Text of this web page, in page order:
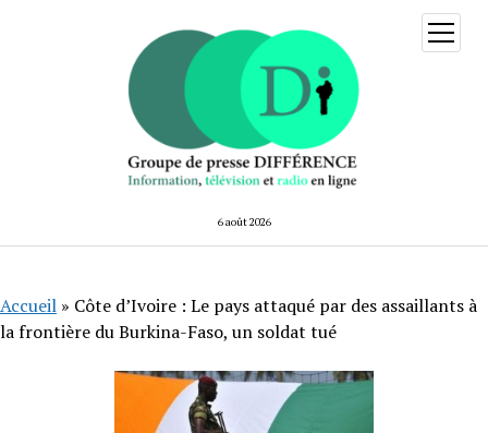
6 août 2026
ouvrir
menu
Accueil » Côte d’Ivoire : Le pays attaqué par des assaillants à
la frontière du Burkina-Faso, un soldat tué